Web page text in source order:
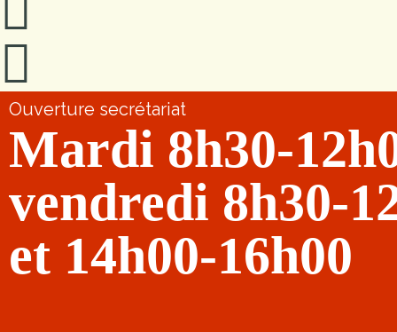
Ouverture secrétariat
Mardi 8h30-
vendredi 8h30-
et 14h00-16h00